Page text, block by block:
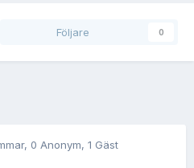
Följare 0
, 0 Anonym, 1 Gäst